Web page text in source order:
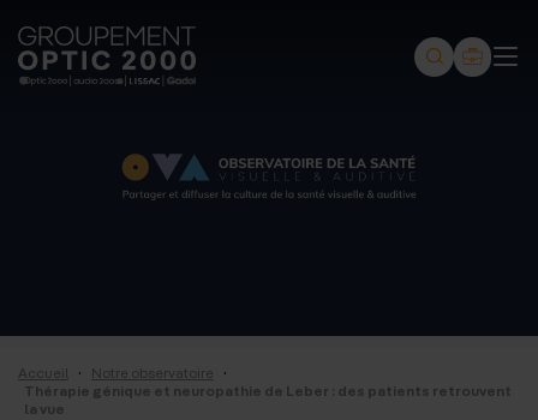
Groupement
Optic
-
Lissac
-
Accueil · Notre observatoire ·
Thérapie génique et neuropathie de Leber : des patients retrouvent
la vue